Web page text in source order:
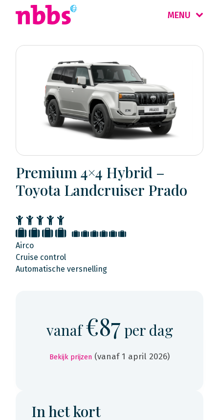
MENU
Premium 4×4 Hybrid –
Toyota Landcruiser Prado
Airco
Cruise control
Automatische versnelling
vanaf€87 per dag
Bekijk prijzen (vanaf 1 april 2026)
In het kort